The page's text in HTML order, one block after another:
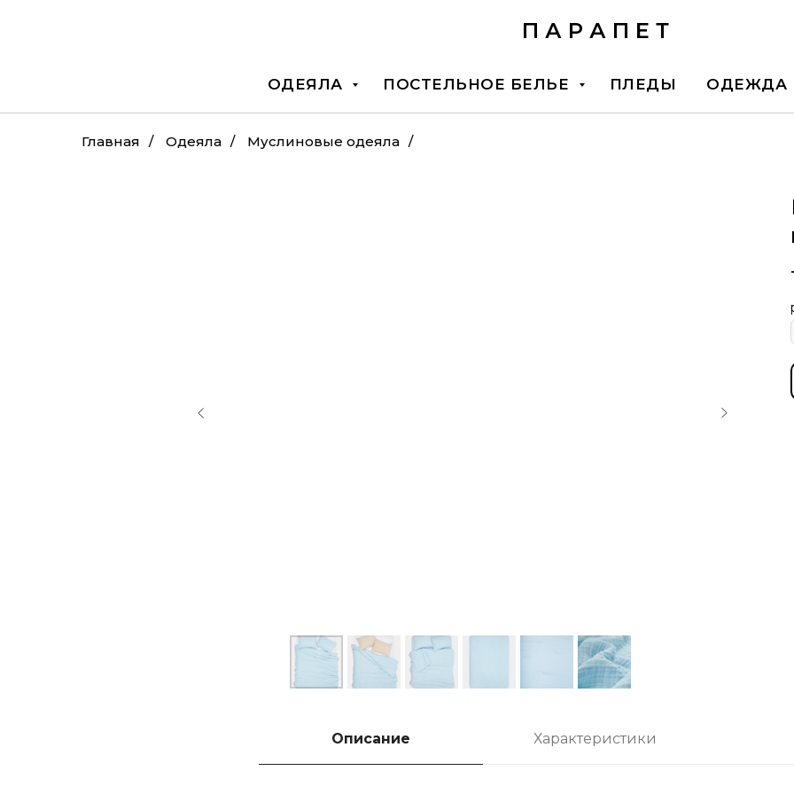
П А Р А П Е Т
ОДЕЯЛА ПОСТЕЛЬНОЕ БЕЛЬЕ ПЛЕДЫ ОДЕЖДА
Главная / Одеяла / Муслиновые одеяла /
Описание Характеристики